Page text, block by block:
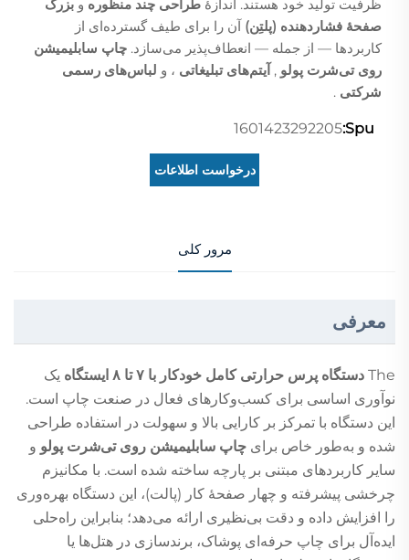
ظرفیت تولید خود هستند. اندازهٔ طراحی چند منظوره و بزرگ
صفحهٔ فشاردهنده (پلتِن) آن را برای طیف گسترده‌ای از
کاربردها — از جمله — انعطاف‌پذیر می‌سازد. چاپ سابلیمیشن
روی تی‌شرت پولو , آیتم‌های تبلیغاتی ، و لباس‌های رسمی
شرکتی .
Spu:
1601423292205
درخواست اطلاعات
مرور کلی
معرفی
The دستگاه پرس حرارتی کامل خودکار با ۷ تا ۸ ایستگاه
یک
نوآوری اساسی برای کسب‌وکارهای فعال در صنعت چاپ است.
این دستگاه با تمرکز بر کارایی بالا و سهولت در استفاده طراحی
شده و به‌طور خاص برای چاپ سابلیمیشن روی تی‌شرت پولو و
سایر کاربردهای مبتنی بر پارچه ساخته شده است. با مکانیزم
چرخشی پیشرفته و چهار صفحهٔ کار (پالت)، این دستگاه بهره‌وری
را افزایش داده و دقت بی‌نظیری ارائه می‌دهد؛ بنابراین راه‌حلی
ایده‌آل برای چاپ حرفه‌ای پوشاک، برندسازی در هتل‌ها یا